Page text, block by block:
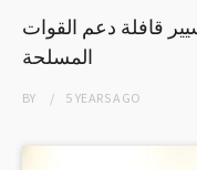
قافلة دعم القوات
المسلحة
BY 5 YEARSAGO